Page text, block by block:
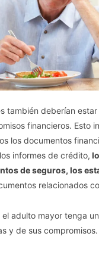
también deberían
financieros. Esto
los documentos
informes de crédito,
de seguros, los
relacionados
adulto mayor tenga
y de sus compromisos.